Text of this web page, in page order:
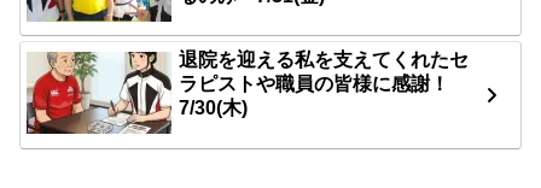
退院を迎える私を支えてくれたセ
ラピストや職員の皆様に感謝！
7/30(木)